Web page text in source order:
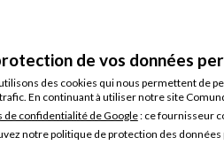
de vos données
des cookies qui nous permettent de
En continuant à utiliser notre site
de confidentialité de Google: ce fournisseur
notre politique de protection des
DIGITAL